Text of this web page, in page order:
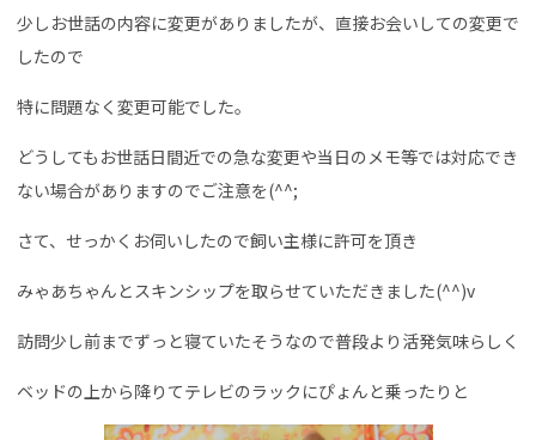
少しお世話の内容に変更がありましたが、直接お会いしての変更で
したので
特に問題なく変更可能でした。
どうしてもお世話日間近での急な変更や当日のメモ等では対応でき
ない場合がありますのでご注意を(^^;
さて、せっかくお伺いしたので飼い主様に許可を頂き
みゃあちゃんとスキンシップを取らせていただきました(^^)v
訪問少し前までずっと寝ていたそうなので普段より活発気味らしく
ベッドの上から降りてテレビのラックにぴょんと乗ったりと